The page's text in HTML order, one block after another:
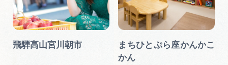
飛騨高山宮川朝市
まちひとぷら座かんかこ
かん